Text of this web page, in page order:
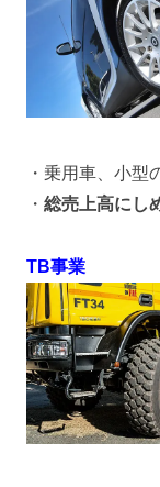
・乗用車、小型
・ 総売上高にし
TB事業